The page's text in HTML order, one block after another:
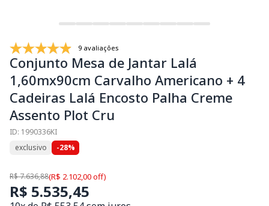
9 avaliações
Conjunto Mesa de Jantar Lalá
1,60mx90cm Carvalho Americano + 4
Cadeiras Lalá Encosto Palha Creme
Assento Plot Cru
ID: 1990336KI
exclusivo
-28%
R$ 7.636,88(R$ 2.102,00 off)
R$ 5.535,45